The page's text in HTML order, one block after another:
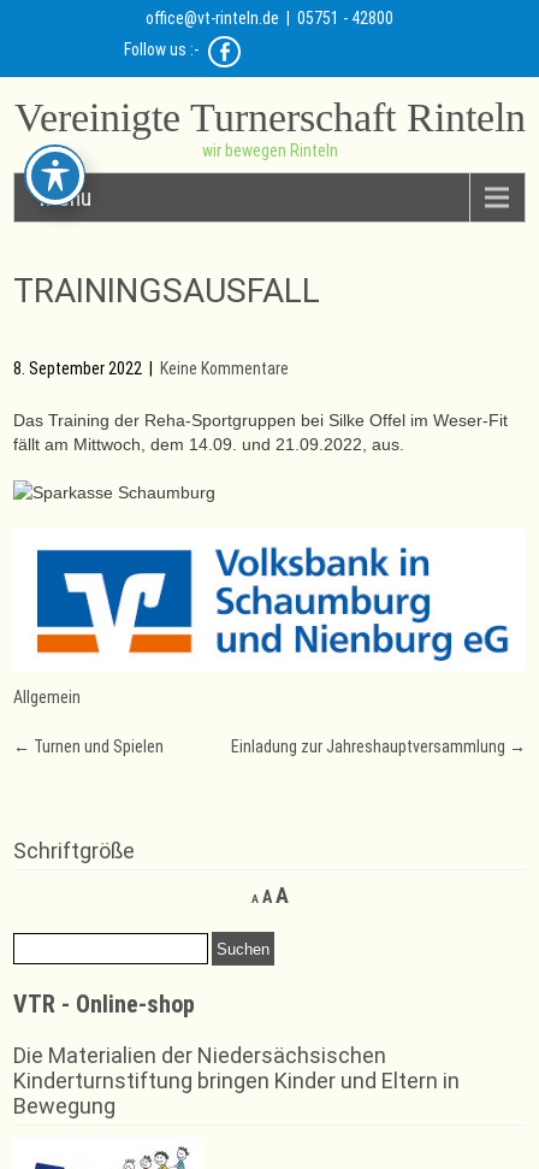
office@vt-rinteln.de | 05751 - 42800
Follow us :-
Vereinigte Turnerschaft Rinteln
wir bewegen Rinteln
Menu
TRAININGSAUSFALL
8. September 2022 Keine Kommentare
Das Training der Reha-Sportgruppen bei Silke Offel im Weser-Fit
fällt am Mittwoch, dem 14.09. und 21.09.2022, aus.
Allgemein
Post
← Turnen und Spielen Einladung zur Jahreshauptversammlung →
Schriftgröße
A
Decrease
font
AReset
size.
AIncrease
Suchen
nach:
VTR - Online-shop
Die Materialien der Niedersächsischen
Kinderturnstiftung bringen Kinder und Eltern in
Bewegung